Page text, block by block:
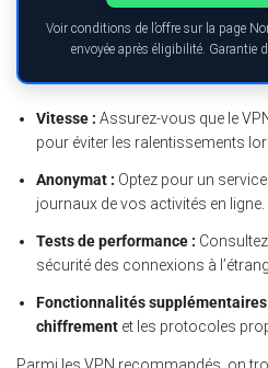
Voir conditions de l’offre sur la page
envoyée après éligibilité. Garantie
Vitesse : Assurez-vous que le
pour éviter les ralentissements
Anonymat : Optez pour un
journaux de vos activités en ligne.
Tests de performance :
sécurité des connexions à
Fonctionnalités supplémentaires
chiffrement et les protocoles
Parmi les VPN recommandés, on